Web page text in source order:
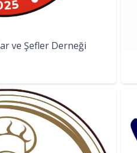
ve Şefler Derneği